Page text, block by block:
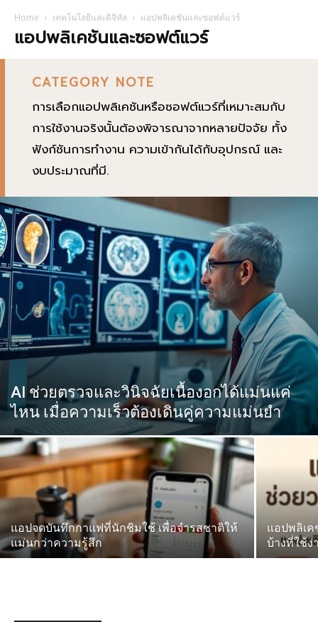
Home เทคโนโลยีและดิจิทัล แอปพลิเคชันและซอฟต์แวร์
แอปพลิเคชันและซอฟต์แวร์
CATEGORY NOTE
การเลือกแอปพลิเคชันหรือซอฟต์แวร์ที่เหมาะสมกับ
การใช้งานจริงนั้นต้องพิจารณาจากหลายปัจจัย ทั้ง
ฟังก์ชันการทำงาน ความเข้ากันได้กับอุปกรณ์ และ
งบประมาณที่มี.
AI ช่วยตรวจและวินิจฉัยเนื้องอกได้แม่นแค่
ไหน เมื่อความเร็วต้องเดินคู่ความแม่นยำ
แอปจดบันทึกกาแฟที่นักชิมใช้ เพื่อจำรสชาติให้
แม่นกว่าความรู้สึก
แอปพลิเค
บ้างที่ใช้ง่